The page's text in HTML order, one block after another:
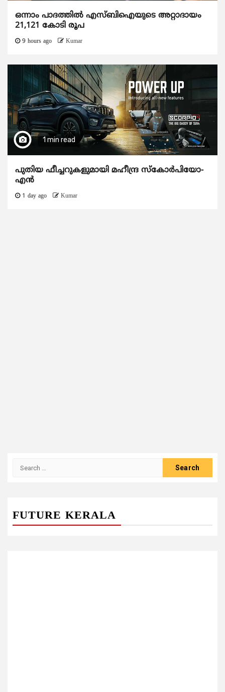
ഒന്നാം പാദത്തിൽ എസ്ബിഐയുടെ അറ്റാദായം
21,121 കോടി രൂപ
9 hours ago Kumar
1 min read
പുതിയ ഫീച്ചറുകളുമായി മഹീന്ദ്ര സ്കോർപിയോ-
എൻ
1 day ago Kumar
FUTURE KERALA